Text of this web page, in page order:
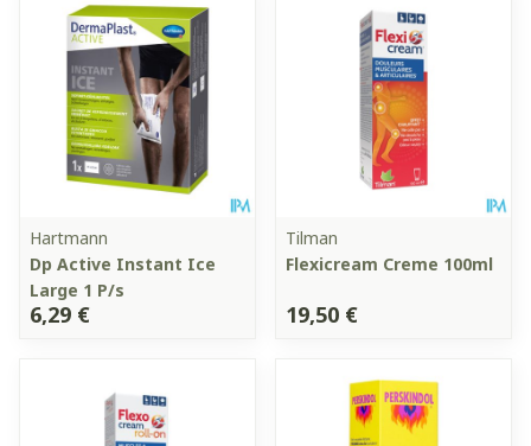
Hartmann
Dp Active Instant Ice
Large 1 P/s
6,29 €
Tilman
Flexicream Creme 100ml
19,50 €